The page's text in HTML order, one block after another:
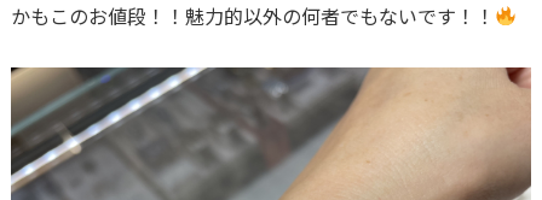
かもこのお値段！！魅力的以外の何者でもないです！！